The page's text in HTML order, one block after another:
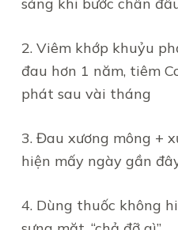
2. Viêm khớp khuỷu
đau hơn 1 năm, tiêm
phát sau vài tháng
3. Đau xương mông +
hiện mấy ngày gần
4. Dùng thuốc không